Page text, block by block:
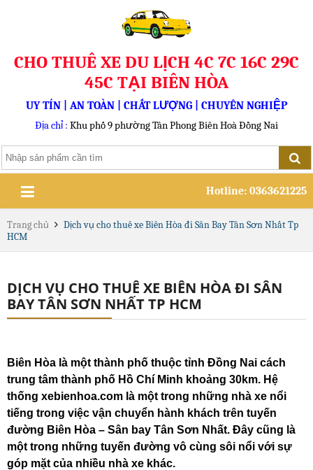
CHO THUÊ XE DU LỊCH 4C 7C 16C 29C
45C TẠI BIÊN HÒA
UY TÍN | AN TOÀN | CHẤT LƯỢNG | CHUYÊN NGHIỆP
Địa chỉ : Khu phố 9 phường Tân Phong Biên Hoà Đồng Nai
Hotline: 0363621225
Trang chủ
Dịch vụ cho thuê xe Biên Hòa đi Sân Bay Tân Sơn Nhất Tp
HCM
DỊCH VỤ CHO THUÊ XE BIÊN HÒA ĐI SÂN
BAY TÂN SƠN NHẤT TP HCM
Biên Hòa là một thành phố thuộc tỉnh Đồng Nai cách
trung tâm thành phố Hồ Chí Minh khoảng 30km. Hệ
thống xebienhoa.com là một trong những nhà xe nổi
tiếng trong việc vận chuyển hành khách trên tuyến
đường Biên Hòa – Sân bay Tân Sơn Nhất. Đây cũng là
một trong những tuyến đường vô cùng sôi nổi với sự
góp mặt của nhiều nhà xe khác.